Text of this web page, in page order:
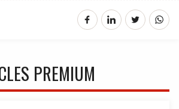
PREMIUM